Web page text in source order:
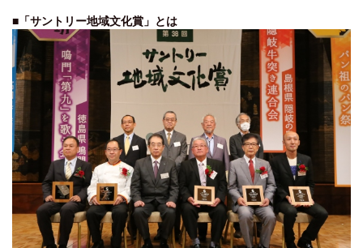
■「サントリー地域文化賞」とは